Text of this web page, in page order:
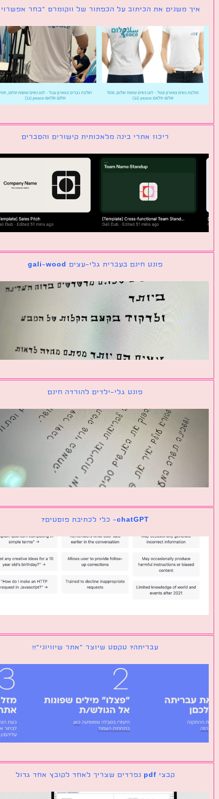
משנים את הכיתוב על הכפתור של ווקומרס ״בחר אפשרויות״
ריכוז אתרי בינה מלאכותית קישורים והסברים
פונט חינם בעברית גלי-עצים gali-wood
פונט גלי-ילדים להורדה חינם
chatGPT- כלי לכתיבת פוסטים?
עבריתה? טקסט שיוצר ״אתר שיוויוני״!!